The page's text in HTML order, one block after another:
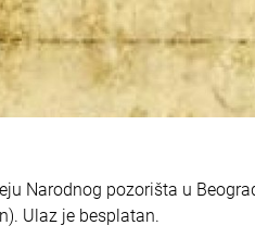
Narodnog pozorišta u
Ulaz je besplatan.